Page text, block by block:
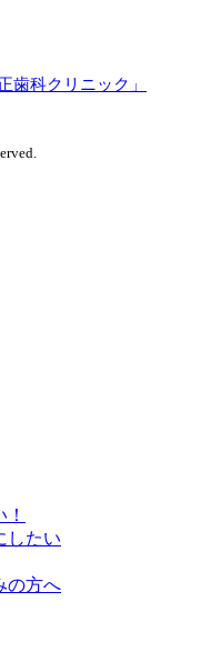
科クリニック」
したい
の方へ